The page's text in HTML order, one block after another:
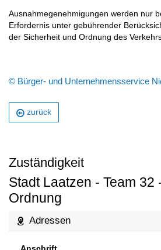
Ausnahmegenehmigungen werden nur
Erfordernis unter gebührender
der Sicherheit und Ordnung des
© Bürger- und Unternehmensservice
zurück
Zuständigkeit
Stadt Laatzen - Team 32
Ordnung
Adressen